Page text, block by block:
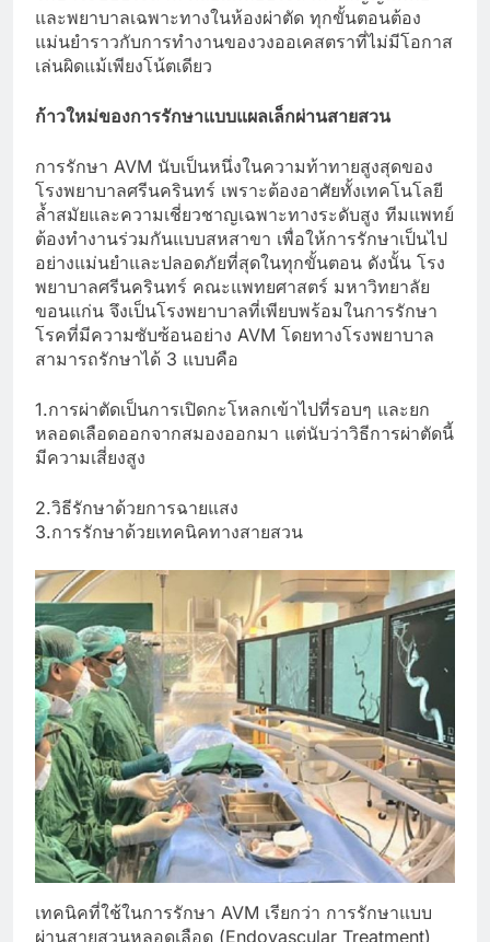
และพยาบาลเฉพาะทางในห้องผ่าตัด ทุกขั้นตอนต้อง
แม่นยำราวกับการทำงานของวงออเคสตราที่ไม่มีโอกาส
เล่นผิดแม้เพียงโน้ตเดียว
ก้าวใหม่ของการรักษาแบบแผลเล็กผ่านสายสวน
การรักษา AVM นับเป็นหนึ่งในความท้าทายสูงสุดของ
โรงพยาบาลศรีนครินทร์ เพราะต้องอาศัยทั้งเทคโนโลยี
ล้ำสมัยและความเชี่ยวชาญเฉพาะทางระดับสูง ทีมแพทย์
ต้องทำงานร่วมกันแบบสหสาขา เพื่อให้การรักษาเป็นไป
อย่างแม่นยำและปลอดภัยที่สุดในทุกขั้นตอน ดังนั้น โรง
พยาบาลศรีนครินทร์ คณะแพทยศาสตร์ มหาวิทยาลัย
ขอนแก่น จึงเป็นโรงพยาบาลที่เพียบพร้อมในการรักษา
โรคที่มีความซับซ้อนอย่าง AVM โดยทางโรงพยาบาล
สามารถรักษาได้ 3 แบบคือ
1.การผ่าตัดเป็นการเปิดกะโหลกเข้าไปที่รอบๆ และยก
หลอดเลือดออกจากสมองออกมา แต่นับว่าวิธีการผ่าตัดนี้
มีความเสี่ยงสูง
2.วิธีรักษาด้วยการฉายแสง
3.การรักษาด้วยเทคนิคทางสายสวน
เทคนิคที่ใช้ในการรักษา AVM เรียกว่า การรักษาแบบ
ผ่านสายสวนหลอดเลือด (Endovascular Treatment)